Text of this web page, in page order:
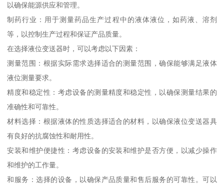
以确保能源供应和管理。
制药行业：用于测量药品生产过程中的液体液位，如药液、溶剂
等，以控制生产过程和保证产品质量。
在选择液位变送器时，可以考虑以下因素：
测量范围：根据实际需求选择适合的测量范围，确保能够满足液体
液位测量要求。
精度和稳定性：考虑设备的测量精度和稳定性，以确保测量结果的
准确性和可靠性。
材料选择：根据液体的性质选择适合的材料，以确保液位变送器具
有良好的抗腐蚀性和耐用性。
安装和维护便捷性：考虑设备的安装和维护是否方便，以减少操作
和维护的工作量。
和服务：选择的设备，以确保产品质量和售后服务的可靠性。可以